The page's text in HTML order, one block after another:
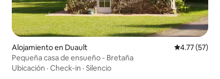
Alojamiento en Duault Calificación
4.77 (57)
Pequeña casa de ensueño - Bretaña
Ubicación · Check-in · Silencio